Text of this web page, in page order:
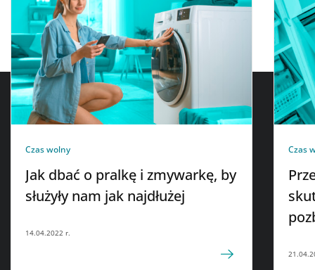
Czas wolny
Jak dbać o pralkę i zmywarkę, by
służyły nam jak najdłużej
14.04.2022 r.
Czas